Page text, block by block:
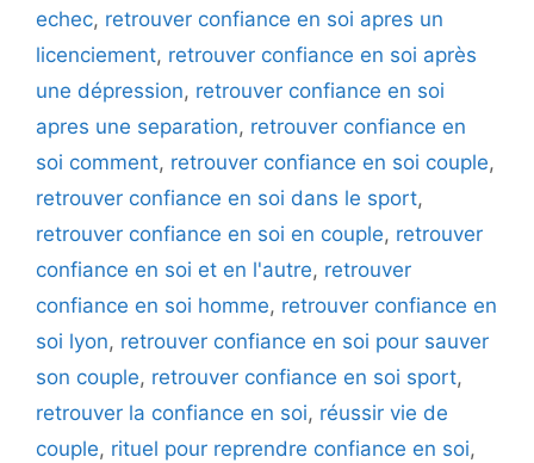
echec, retrouver confiance en soi apres un
licenciement, retrouver confiance en soi après
une dépression, retrouver confiance en soi
apres une separation, retrouver confiance en
soi comment, retrouver confiance en soi couple,
retrouver confiance en soi dans le sport,
retrouver confiance en soi en couple, retrouver
confiance en soi et en l'autre, retrouver
confiance en soi homme, retrouver confiance en
soi lyon, retrouver confiance en soi pour sauver
son couple, retrouver confiance en soi sport,
retrouver la confiance en soi, réussir vie de
couple, rituel pour reprendre confiance en soi,